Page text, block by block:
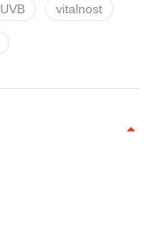
UVB vitalnost